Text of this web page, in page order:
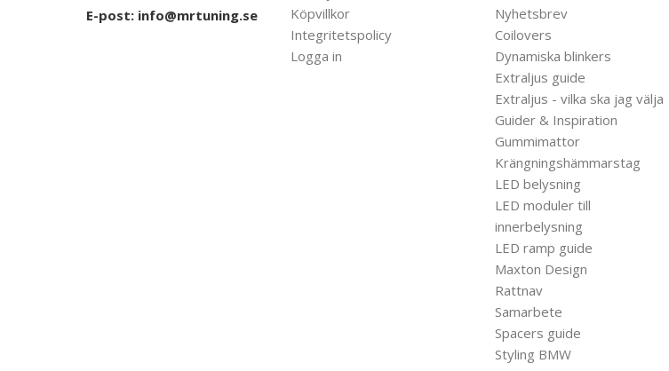
E-post: info@mrtuning.se
Köpvillkor
Integritetspolicy
Logga in
Nyhetsbrev
Coilovers
Dynamiska blinkers
Extraljus guide
Extraljus - vilka ska jag välja
Guider & Inspiration
Gummimattor
Krängningshämmarstag
LED belysning
LED moduler till
innerbelysning
LED ramp guide
Maxton Design
Rattnav
Samarbete
Spacers guide
Styling BMW